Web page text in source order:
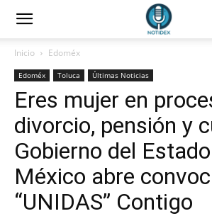
Inicio Edoméx
Edoméx Toluca Últimas Noticias
Eres mujer en
divorcio, pensión y
Gobierno del
México abre
“UNIDAS” Contigo